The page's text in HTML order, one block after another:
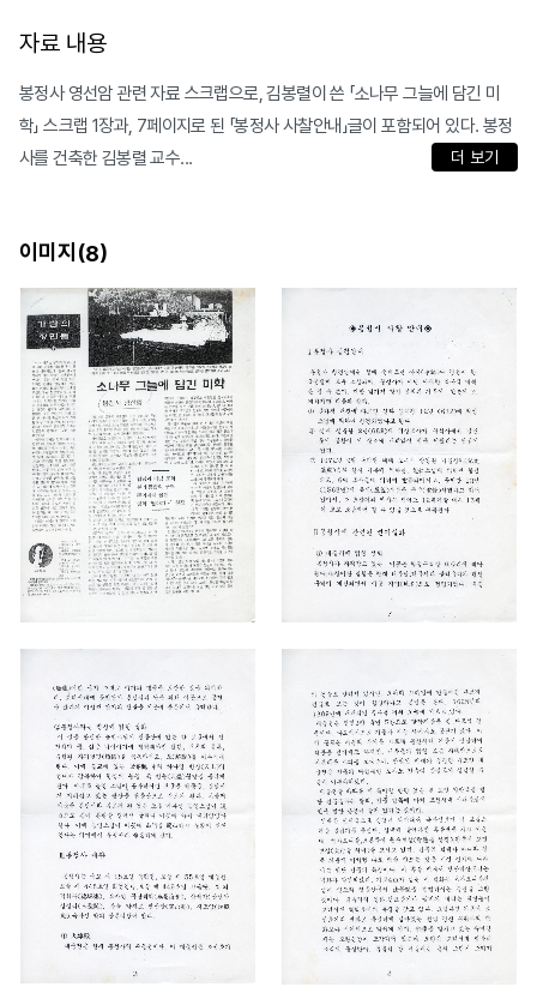
자료 내용
봉정사 영선암 관련 자료 스크랩으로, 김봉렬이 쓴 「소나무 그늘에 담긴 미
학」 스크랩 1장과, 7페이지로 된 「봉정사 사찰안내」글이 포함되어 있다. 봉정
사를 건축한 김봉렬 교수...
더 보기
이미지(8)